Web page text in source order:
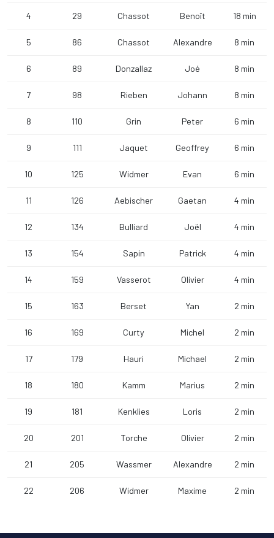
4 29 Chassot Benoît 18 min
5 86 Chassot Alexandre 8 min
6 89 Donzallaz Joé 8 min
7 98 Rieben Johann 8 min
8 110 Grin Peter 6 min
9 111 Jaquet Geoffrey 6 min
10 125 Widmer Evan 6 min
11 126 Aebischer Gaetan 4 min
12 134 Bulliard Joël 4 min
13 154 Sapin Patrick 4 min
14 159 Vasserot Olivier 4 min
15 163 Berset Yan 2 min
16 169 Curty Michel 2 min
17 179 Hauri Michael 2 min
18 180 Kamm Marius 2 min
19 181 Kenklies Loris 2 min
20 201 Torche Olivier 2 min
21 205 Wassmer Alexandre 2 min
22 206 Widmer Maxime 2 min